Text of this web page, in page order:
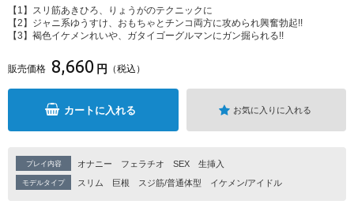
【1】スリ筋あきひろ、りょうがのテクニックに
【2】ジャニ系ゆうすけ、おもちゃとチンコ両方に攻められ興奮勃起!!
【3】褐色イケメンれいや、ガタイゴーグルマンにガン掘られる!!
販売価格 8,660 円 （税込）
カートに入れる お気に入りに入れる
プレイ内容 オナニー フェラチオ SEX 生挿入
モデルタイプ スリム 巨根 スジ筋/普通体型 イケメン/アイドル